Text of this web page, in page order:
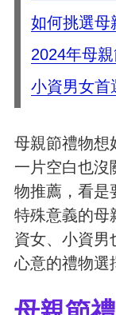
如何挑選母
2024年母
小資男女首
母親節禮物想
一片空白也沒
物推薦，看是
特殊意義的母
資女、小資男
心意的禮物選